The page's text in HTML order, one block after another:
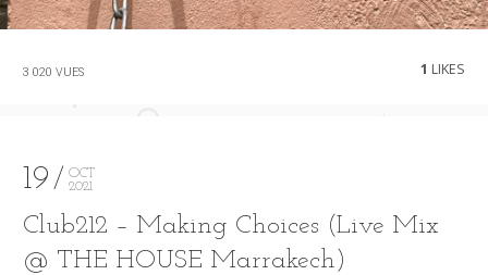
3 020 VUES 1 LIKES
19
OCT
2021
Club212 – Making Choices (Live Mix
@ THE HOUSE Marrakech)